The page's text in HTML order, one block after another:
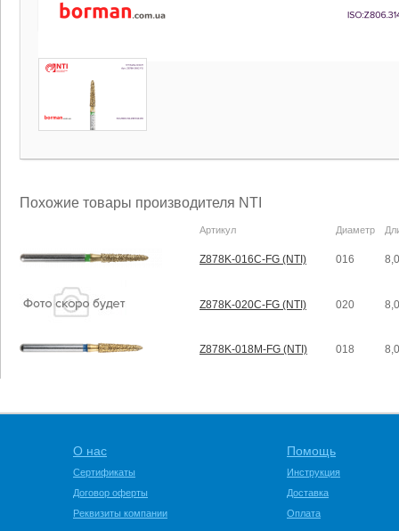
Похожие товары производителя NTI
Артикул Диаметр
Z878K-016C-FG (NTI) 016
Z878K-020C-FG (NTI) 020
Z878K-018M-FG (NTI) 018
О нас
Сертификаты
Договор оферты
Реквизиты компании
Помощь
Инструкция
Доставка
Оплата